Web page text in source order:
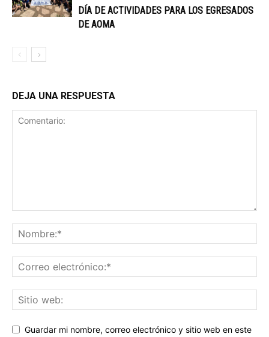
DÍA DE ACTIVIDADES PARA LOS EGRESADOS
DE AOMA
DEJA UNA RESPUESTA
Guardar mi nombre, correo electrónico y sitio web en este